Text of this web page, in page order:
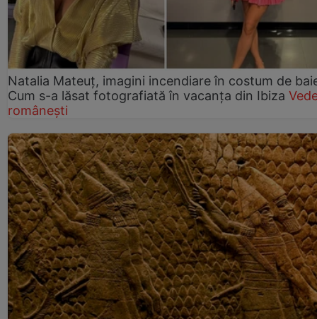
Natalia Mateuț, imagini incendiare în costum de
Cum s-a lăsat fotografiată în vacanța din Ibiza
românești